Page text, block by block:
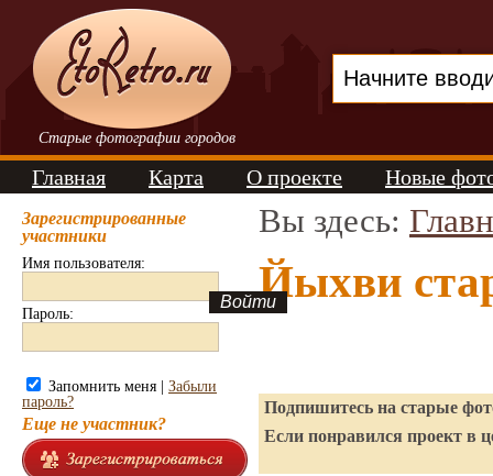
Старые фотографии городов
Главная Карта О проекте Новые
Зарегистрированные
участники
Имя пользователя:
Пароль:
Запомнить меня | Забыли
пароль?
Еще не участник?
Вы здесь:
Йыхви
Подпишитесь на старые
Если понравился проект в